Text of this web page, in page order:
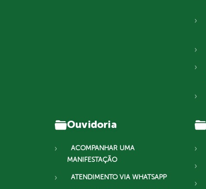
Ouvidoria
ACOMPANHAR UMA
MANIFESTAÇÃO
ATENDIMENTO VIA WHATSAPP